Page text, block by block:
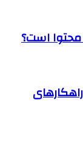
محتوا است؟